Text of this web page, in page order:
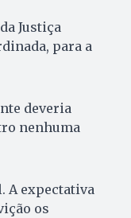
Justiça
para a
deveria
nenhuma
A expectativa
os